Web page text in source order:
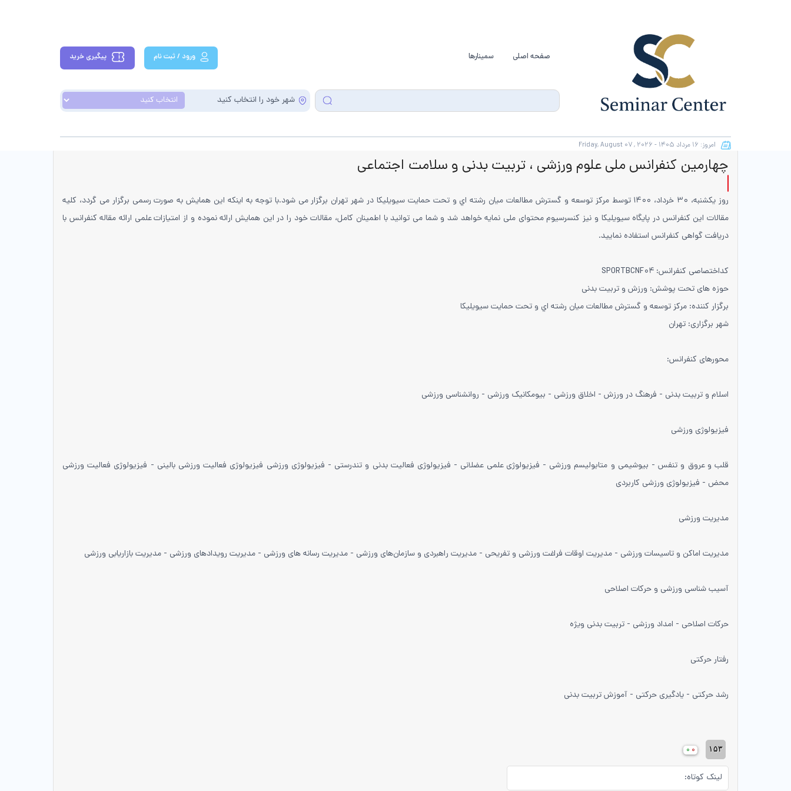
صفحه اصلی سمینارها ورود / ثبت نام پیگیری خرید
شهر خود را انتخاب کنید
امروز: ۱۶ مرداد ۱۴۰۵ - August ۰۷ , ۲۰۲۶Friday,
چهارمین کنفرانس ملی علوم ورزشی ، تربیت بدنی و سلامت اجتماعی
روز یکشنبه، ۳۰ خرداد، ۱۴۰۰ توسط مركز توسعه و گسترش مطالعات ميان رشته اي و تحت حمایت سیویلیکا در شهر تهران برگزار می شود.با توجه به اینکه این همایش به صورت رسمی برگزار می گردد، کلیه
مقالات این کنفرانس در پایگاه سیویلیکا و نیز کنسرسیوم محتوای ملی نمایه خواهد شد و شما می توانید با اطمینان کامل، مقالات خود را در این همایش ارائه نموده و از امتیازات علمی ارائه مقاله کنفرانس با
دریافت گواهی کنفرانس استفاده نمایید.
کداختصاصی کنفرانس: SPORTBCNF۰۴
حوزه های تحت پوشش: ورزش و تربیت بدنی
برگزار کننده: مركز توسعه و گسترش مطالعات ميان رشته اي و تحت حمایت سیویلیکا
شهر برگزاری: تهران
محورهای کنفرانس:
اسلام و تربیت بدنی - فرهنگ در ورزش - اخلاق ورزشی - بیومکانیک ورزشی - روانشناسی ورزشی
فیزیولوژی ورزشی
قلب و عروق و تنفس - بیوشیمی و متابولیسم ورزشی - فیزیولوژی علمی عضلانی - فیزیولوژی فعالیت بدنی و تندرستی - فیزیولوژی ورزشی فیزیولوژی فعالیت ورزشی بالینی - فیزیولوژی فعالیت ورزشی
محض - فیزیولوژی ورزشی کاربردی
مدیریت ورزشی
مدیریت اماکن و تاسیسات ورزشی - مدیریت اوقات فراغت ورزشی و تفریحی - مدیریت راهبردی و سازمان‌های ورزشی - مدیریت رسانه ‌های ورزشی - مدیریت رویدادهای ورزشی - مدیریت بازاریابی ورزشی
آسیب شناسی ورزشی و حرکات اصلاحی
حرکات اصلاحی - امداد ورزشی - تربیت بدنی ویژه
رفتار حرکتی
رشد حرکتی - یادگیری حرکتی - آموزش تربیت بدنی
۱۵۳ ۰ ۰
لینک کوتاه: